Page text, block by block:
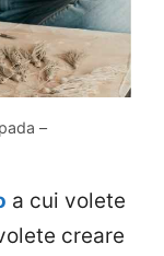
–
a cui volete
creare